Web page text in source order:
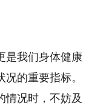
是我们身体健康
的重要指标。
情况时，不妨及